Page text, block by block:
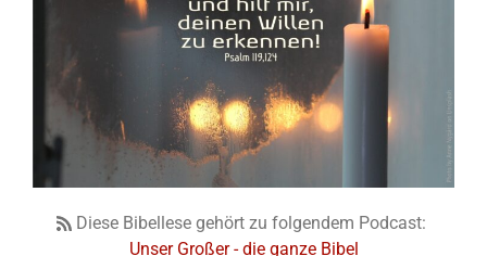
Diese Bibellese gehört zu folgendem Podcast:
Unser Großer - die ganze Bibel